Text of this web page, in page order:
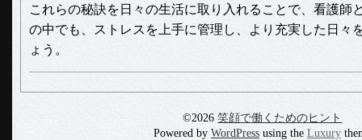
これらの秘訣を日々の生活に取り入れることで、看護師
の中でも、ストレスを上手に管理し、より充実した日々
ょう。
©2026笑顔で働くためのヒント
Powered by WordPress using the Luxury